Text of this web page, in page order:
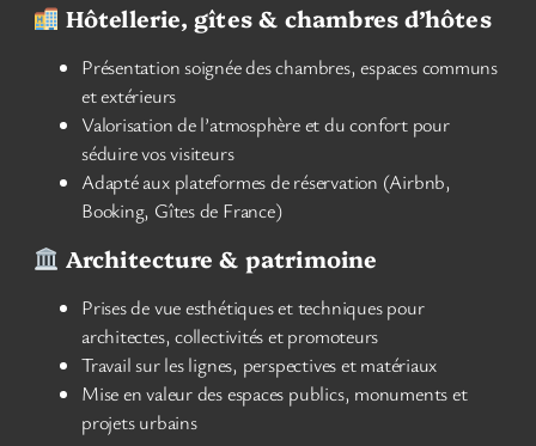
Hôtellerie, gîtes & chambres d’hôtes
Présentation soignée des chambres, espaces communs
et extérieurs
Valorisation de l’atmosphère et du confort pour
séduire vos visiteurs
Adapté aux plateformes de réservation (Airbnb,
Booking, Gîtes de France)
Architecture & patrimoine
Prises de vue esthétiques et techniques pour
architectes, collectivités et promoteurs
Travail sur les lignes, perspectives et matériaux
Mise en valeur des espaces publics, monuments et
projets urbains